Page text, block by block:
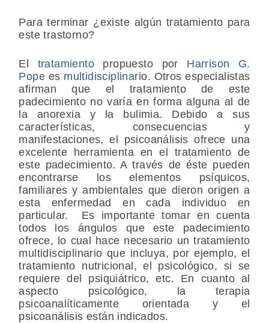
Para terminar ¿existe algún tratamiento para
este trastorno?
El tratamiento propuesto por Harrison G.
Popees multidisciplinario. Otros especialistas
afirman que el tratamiento de este
padecimiento no varía en forma alguna al de
la anorexia y la bulimia. Debido a sus
características, consecuencias y
manifestaciones, el psicoanálisis ofrece una
excelente herramienta en el tratamiento de
este padecimiento. A través de éste pueden
encontrarse los elementos psíquicos,
familiares y ambientales que dieron origen a
esta enfermedad en cada individuo en
particular. Es importante tomar en cuenta
todos los ángulos que este padecimiento
ofrece, lo cual hace necesario un tratamiento
multidisciplinario que incluya, por ejemplo, el
tratamiento nutricional, el psicológico, si se
requiere del psiquiátrico, etc. En cuanto al
aspecto psicológico, la terapia
psicoanalíticamente orientada y el
psicoanálisis están indicados.